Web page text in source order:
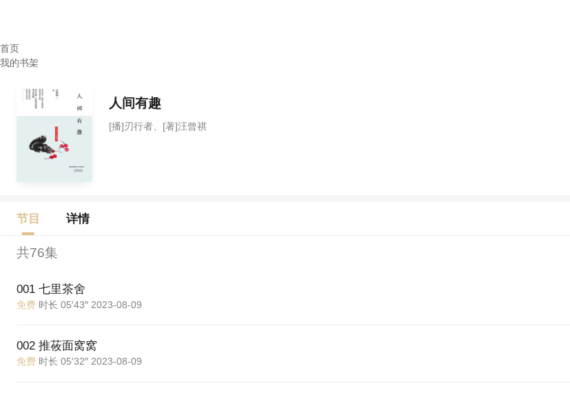
首页
我的书架
人间有趣
[播]刃行者、[著]汪曾祺
节目 详情
共76集
001 七里茶舍
免费 时长 05′43″ 2023-08-09
002 推莜面窝窝
免费 时长 05′32″ 2023-08-09